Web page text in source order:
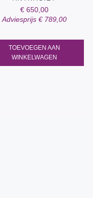
€ 650,00
Adviesprijs €789,00
TOEVOEGEN AAN
WINKELWAGEN